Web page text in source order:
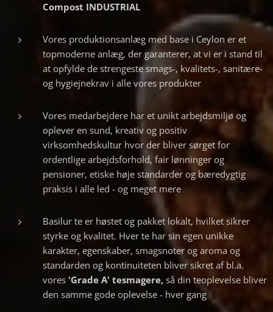
Compost INDUSTRIAL
Vores produktionsanlæg med base i Ceylon er et
topmoderne anlæg, der garanterer, at vi er i stand til
at opfylde de strengeste smags-, kvalitets-, sanitære-
og hygiejnekrav i alle vores produkter
Vores medarbejdere har et unikt arbejdsmiljø og
oplever en sund, kreativ og positiv
virksomhedskultur hvor der bliver sørget for
ordentlige arbejdsforhold, fair lønninger og
pensioner, etiske høje standarder og bæredygtig
praksis i alle led - og meget mere
Basilur te er høstet og pakket lokalt, hvilket sikrer
styrke og kvalitet. Hver te har sin egen unikke
karakter, egenskaber, smagsnoter og aroma og
standarden og kontinuiteten bliver sikret af bl.a.
vores 'Grade A' tesmagere, så din teoplevelse bliver
den samme gode oplevelse - hver gang